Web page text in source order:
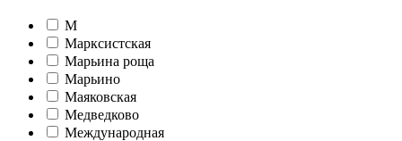
М
Марксистская
Марьина роща
Марьино
Маяковская
Медведково
Международная